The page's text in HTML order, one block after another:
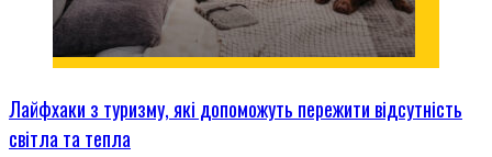
Лайфхаки з туризму, які допоможуть пережити відсутність
світла та тепла